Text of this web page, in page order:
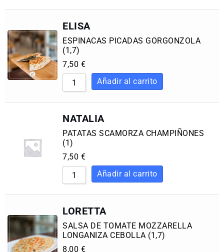
ELISA
ESPINACAS PICADAS GORGONZOLA
(1,7)
7,50 €
NATALIA
PATATAS SCAMORZA CHAMPIÑONES
(1)
7,50 €
LORETTA
SALSA DE TOMATE MOZZARELLA
LONGANIZA CEBOLLA (1,7)
8,00 €